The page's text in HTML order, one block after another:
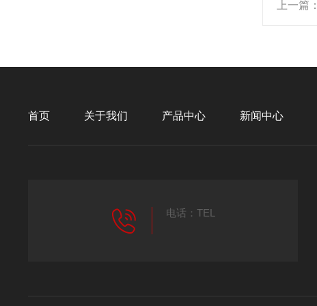
上一篇：
首页 关于我们 产品中心 新闻中心
电话：TEL